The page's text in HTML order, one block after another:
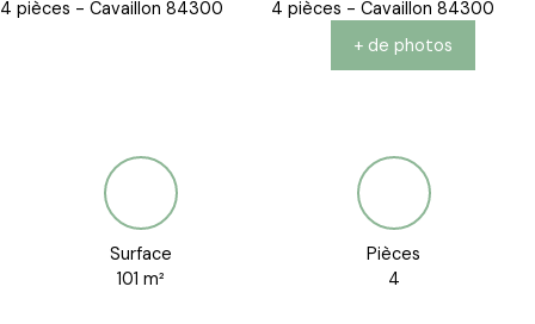
+ de photos
Surface
101m²
Pièces
4